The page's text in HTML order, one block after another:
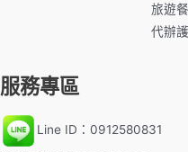
旅遊
代辦
服務專區
Line ID：0912580831